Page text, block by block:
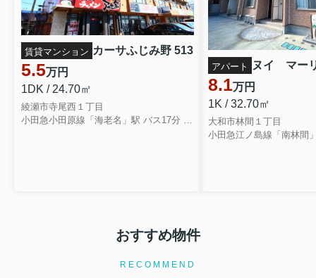
賃貸マンション カーサふじみ野 513
5.5万円
1DK / 24.70㎡
綾瀬市寺尾西１丁目
小田急小田原線「海老名」駅 バス17分 相鉄バス「東名綾瀬」 停歩2分
アパート ヌイ マー
8.1万円
1K / 32.70㎡
大和市林間１丁目
小田急江ノ島線「南林間
おすすめ物件
RECOMMEND